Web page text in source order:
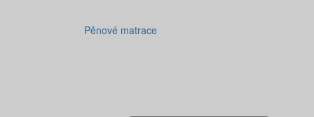
Pěnové matrace